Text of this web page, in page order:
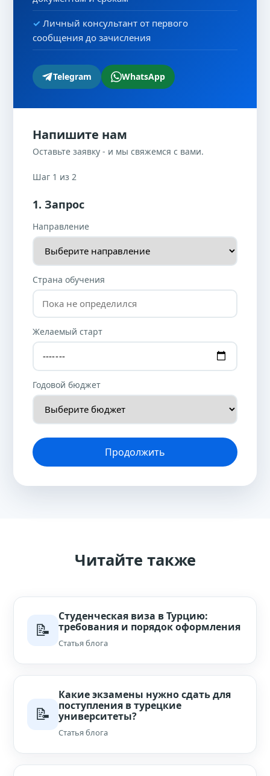
Личный консультант от первого
сообщения до зачисления
Telegram WhatsApp
Напишите нам
Оставьте заявку - и мы свяжемся с вами.
Шаг 1 из 2
1. Запрос
Направление
Страна обучения
Желаемый старт
Годовой бюджет
Продолжить
Читайте также
📝
Студенческая виза в Турцию:
требования и порядок оформления
Статья блога
📝
Какие экзамены нужно сдать для
поступления в турецкие
университеты?
Статья блога